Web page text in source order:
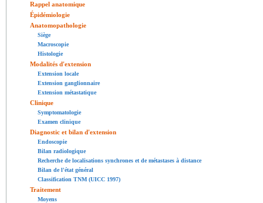
Rappel anatomique
Épidémiologie
Anatomopathologie
Siège
Macroscopie
Histologie
Modalités d'extension
Extension locale
Extension ganglionnaire
Extension métastatique
Clinique
Symptomatologie
Examen clinique
Diagnostic et bilan d'extension
Endoscopie
Bilan radiologique
Recherche de localisations synchrones et de métastases à distance
Bilan de l'état général
Classification TNM (UICC 1997)
Traitement
Moyens